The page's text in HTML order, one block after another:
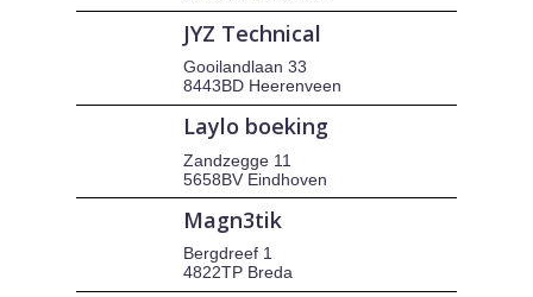
JYZ Technical
Gooilandlaan 33
8443BD Heerenveen
Laylo boeking
Zandzegge 11
5658BV Eindhoven
Magn3tik
Bergdreef 1
4822TP Breda